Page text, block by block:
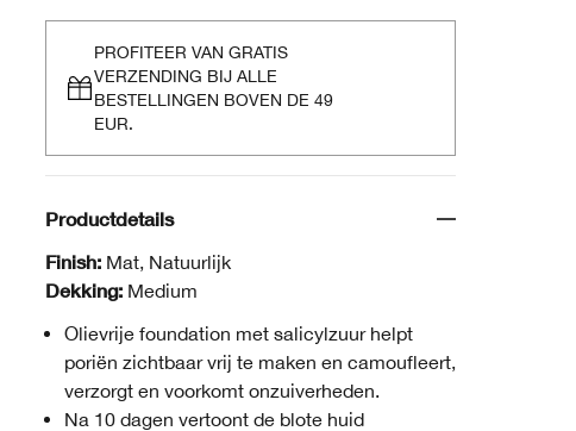
PROFITEER VAN GRATIS
VERZENDING BIJ ALLE
BESTELLINGEN BOVEN DE 49
EUR.
Productdetails
Finish: Mat, Natuurlijk
Dekking: Medium
Olievrije foundation met salicylzuur helpt
poriën zichtbaar vrij te maken en camoufleert,
verzorgt en voorkomt onzuiverheden.
Na 10 dagen vertoont de blote huid